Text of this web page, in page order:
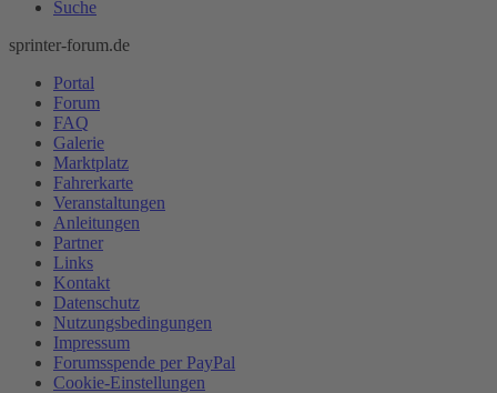
Suche
sprinter-forum.de
Portal
Forum
FAQ
Galerie
Marktplatz
Fahrerkarte
Veranstaltungen
Anleitungen
Partner
Links
Kontakt
Datenschutz
Nutzungsbedingungen
Impressum
Forumsspende per PayPal
Cookie-Einstellungen